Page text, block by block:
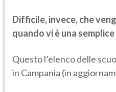
Difficile, invece, che
quando vi è una
Questo l’elenco delle
in Campania (in